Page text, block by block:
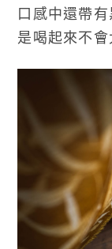
口感中還帶
是喝起來不會